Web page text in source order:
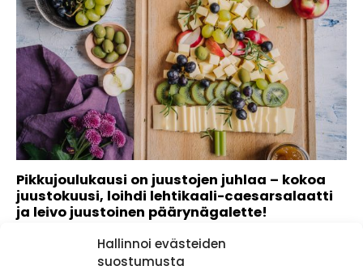
Hallinnoi evästeiden
suostumusta
Pikkujoulukausi on juustojen juhlaa – kokoa
juustokuusi, loihdi lehtikaali-caesarsalaatti
ja leivo juustoinen päärynägalette!
Kaupallinen yhteistyö: Valio Luomu Juustot kuuluvat
juhlakauteen kuin mantelit joulupuuroon. Kuusen muotoon